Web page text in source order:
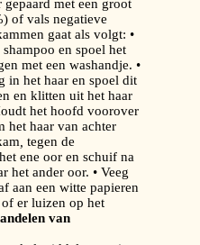
gepaard met een groot
of vals negatieve
gaat als volgt: •
en spoel het
met een washandje. •
in het haar en spoel dit
en klitten uit het haar
het hoofd voorover
het haar van achter
, tegen de
ene oor en schuif na
het ander oor. • Veeg
aan een witte papieren
er luizen op het
van